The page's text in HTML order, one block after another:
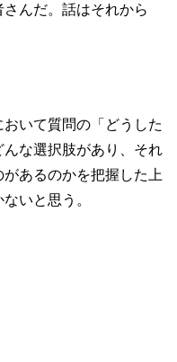
んだ。話はそれから
おいて質問の「どうした
な選択肢があり、それ
あるのかを把握した上
いと思う。